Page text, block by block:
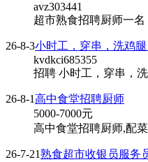
avz303441
超市熟食招聘厨师一
26-8-3小时工，穿串，洗鸡
kvdkci685355
招聘 小时工，穿串，
26-8-1高中食堂招聘厨师
5000-7000元
高中食堂招聘厨师,配
26-7-21熟食超市收银员服务